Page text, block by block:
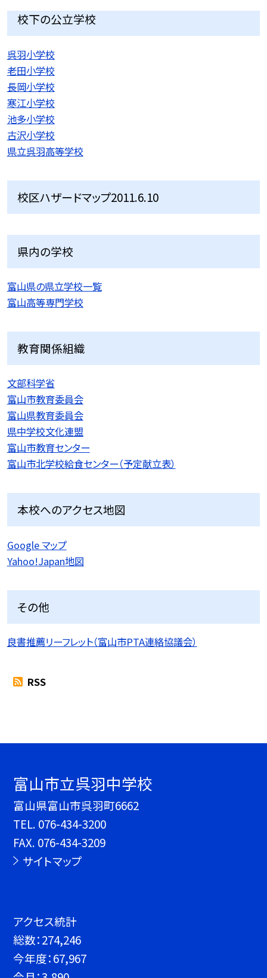
校下の公立学校
呉羽小学校
老田小学校
長岡小学校
寒江小学校
池多小学校
古沢小学校
県立呉羽高等学校
校区ハザードマップ2011.6.10
県内の学校
富山県の県立学校一覧
富山高等専門学校
教育関係組織
文部科学省
富山市教育委員会
富山県教育委員会
県中学校文化連盟
富山市教育センター
富山市北学校給食センター（予定献立表）
本校へのアクセス地図
Google マップ
Yahoo!Japan地図
その他
良書推薦リーフレット（富山市PTA連絡協議会）
RSS
富山市立呉羽中学校
富山県富山市呉羽町6662
TEL. 076-434-3200
FAX. 076-434-3209
サイトマップ
アクセス統計
総数：274,246
今年度：67,967